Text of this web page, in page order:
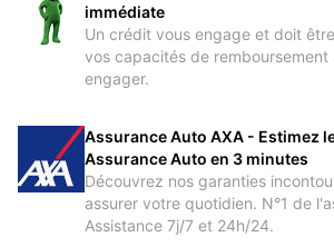
immédiate
Un crédit vous engage et doit
vos capacités de
engager.
Assurance Auto AXA - Estimez
Assurance Auto en 3 minutes
Découvrez nos garanties
assurer votre quotidien. N°1 de
Assistance 7j/7 et 24h/24.